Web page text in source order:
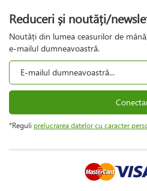
Reduceri și noutăți/
Noutăți din lumea ceasurilor de
e-mailul dumneavoastră.
*Reguli prelucrarea datelor cu caracter